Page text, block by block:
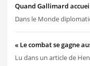
Quand Gallimard
Dans le Monde
« Le combat se gagne
Lu dans un article de